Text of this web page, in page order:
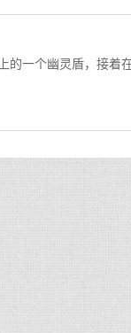
的一个幽灵盾，接着